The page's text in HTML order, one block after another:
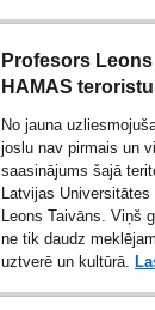
Profesors
HAMAS
No jauna
joslu nav pirmais un
saasinājums šajā
Latvijas
Leons Taivāns. Viņš
ne tik daudz
uztverē un kultūrā.